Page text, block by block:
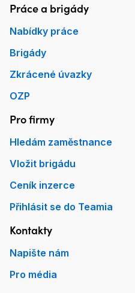
Patička Práce.cz
Práce a brigády
Nabídky práce
Brigády
Zkrácené úvazky
OZP
Pro firmy
Hledám zaměstnance
Vložit brigádu
Ceník inzerce
Přihlásit se do Teamia
Kontakty
Napište nám
Pro média